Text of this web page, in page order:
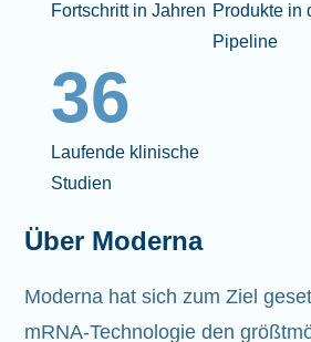
Fortschritt in Jahren Produkte in
Pipeline
36
Laufende klinische
Studien
Über Moderna
Moderna hat sich zum Ziel
mRNA-Technologie den